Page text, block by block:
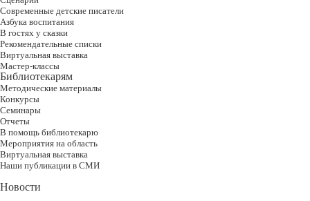
Современные детские писатели
Азбука воспитания
В гостях у сказки
Рекомендательные списки
Виртуальная выставка
Мастер-классы
Библиотекарям
Методические материалы
Конкурсы
Семинары
Отчеты
В помощь библиотекарю
Мероприятия на область
Виртуальная выставка
Наши публикации в СМИ
Новости